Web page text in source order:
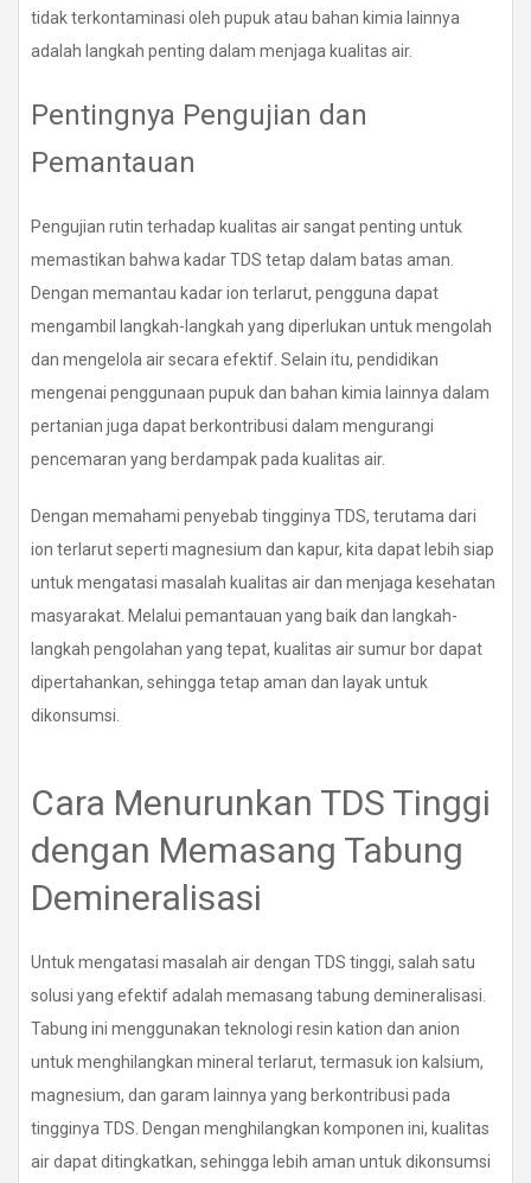
tidak terkontaminasi oleh pupuk atau bahan kimia lainnya
adalah langkah penting dalam menjaga kualitas air.
Pentingnya Pengujian dan
Pemantauan
Pengujian rutin terhadap kualitas air sangat penting untuk
memastikan bahwa kadar TDS tetap dalam batas aman.
Dengan memantau kadar ion terlarut, pengguna dapat
mengambil langkah-langkah yang diperlukan untuk mengolah
dan mengelola air secara efektif. Selain itu, pendidikan
mengenai penggunaan pupuk dan bahan kimia lainnya dalam
pertanian juga dapat berkontribusi dalam mengurangi
pencemaran yang berdampak pada kualitas air.
Dengan memahami penyebab tingginya TDS, terutama dari
ion terlarut seperti magnesium dan kapur, kita dapat lebih siap
untuk mengatasi masalah kualitas air dan menjaga kesehatan
masyarakat. Melalui pemantauan yang baik dan langkah-
langkah pengolahan yang tepat, kualitas air sumur bor dapat
dipertahankan, sehingga tetap aman dan layak untuk
dikonsumsi.
Cara Menurunkan TDS Tinggi
dengan Memasang Tabung
Demineralisasi
Untuk mengatasi masalah air dengan TDS tinggi, salah satu
solusi yang efektif adalah memasang tabung demineralisasi.
Tabung ini menggunakan teknologi resin kation dan anion
untuk menghilangkan mineral terlarut, termasuk ion kalsium,
magnesium, dan garam lainnya yang berkontribusi pada
tingginya TDS. Dengan menghilangkan komponen ini, kualitas
air dapat ditingkatkan, sehingga lebih aman untuk dikonsumsi